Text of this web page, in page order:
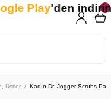
Üstler Kadın Dr. Jogger Scrubs
Play'den indirin.